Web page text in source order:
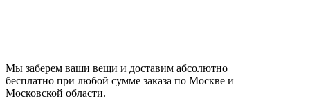
Мы заберем ваши вещи и доставим абсолютно
бесплатно при любой сумме заказа по Москве и
Московской области.